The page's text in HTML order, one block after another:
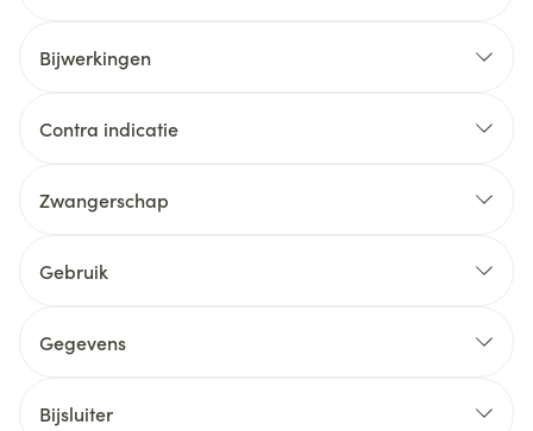
Bijwerkingen
Contra indicatie
Zwangerschap
Gebruik
Gegevens
Bijsluiter